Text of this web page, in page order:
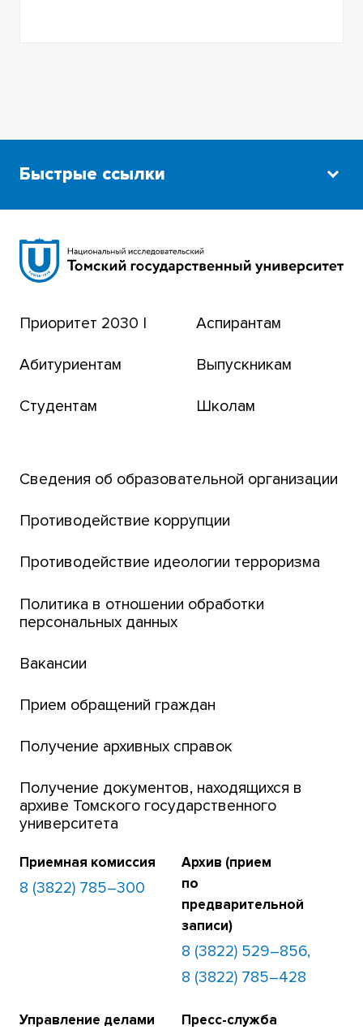
Быстрые ссылки
Сибирский ботанический сад
Томский региональный центр коллективного
Транссибирский научный путь
Парк социогуманитарных технологий ТГУ
Английский для всех
ТГУ
Интернет-лицей
Открытые онлайн-курсы (MOOCs)
Платежи онлайн
Банк инициатив по развитию университета
Приоритет 2030 |
Абитуриентам
Студентам
Аспирантам
Выпускникам
Школам
Сведения об образовательной организации
Противодействие коррупции
Противодействие идеологии терроризма
Политика в отношении обработки
персональных данных
Вакансии
Прием обращений граждан
Получение архивных справок
Получение документов, находящихся в
архиве Томского государственного
университета
Приемная комиссия
8 (3822) 785–300
Архив (прием
по
предварительной
записи)
8 (3822) 529–856,
8 (3822) 785–428
Управление делами Пресс-служба